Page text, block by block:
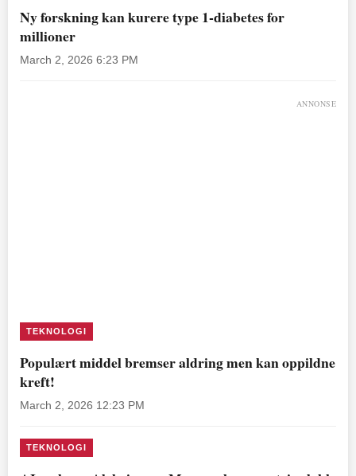
Ny forskning kan kurere type 1-diabetes for
millioner
March 2, 2026 6:23 PM
ANNONSE
TEKNOLOGI
Populært middel bremser aldring men kan oppildne
kreft!
March 2, 2026 12:23 PM
TEKNOLOGI